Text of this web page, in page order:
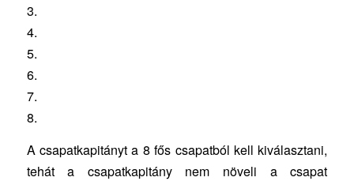
3.
4.
5.
6.
7.
8.
A csapatkapitányt a 8 fős csapatból kell kiválasztani,
tehát a csapatkapitány nem növeli a csapat